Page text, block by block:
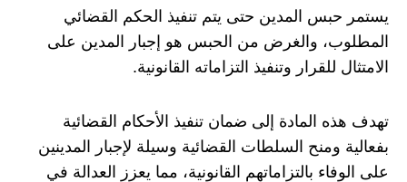
يستمر حبس المدين حتى يتم تنفيذ الحكم القضائي
المطلوب، والغرض من الحبس هو إجبار المدين على
الامتثال للقرار وتنفيذ التزاماته القانونية.
تهدف هذه المادة إلى ضمان تنفيذ الأحكام القضائية
بفعالية ومنح السلطات القضائية وسيلة لإجبار المدينين
على الوفاء بالتزاماتهم القانونية، مما يعزز العدالة في